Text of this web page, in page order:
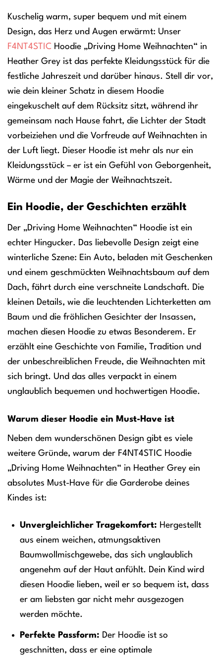
Kuschelig warm, super bequem und mit einem
Design, das Herz und Augen erwärmt: Unser
F4NT4STIC Hoodie „Driving Home Weihnachten“ in
Heather Grey ist das perfekte Kleidungsstück für die
festliche Jahreszeit und darüber hinaus. Stell dir vor,
wie dein kleiner Schatz in diesem Hoodie
eingekuschelt auf dem Rücksitz sitzt, während ihr
gemeinsam nach Hause fahrt, die Lichter der Stadt
vorbeiziehen und die Vorfreude auf Weihnachten in
der Luft liegt. Dieser Hoodie ist mehr als nur ein
Kleidungsstück – er ist ein Gefühl von Geborgenheit,
Wärme und der Magie der Weihnachtszeit.
Ein Hoodie, der Geschichten erzählt
Der „Driving Home Weihnachten“ Hoodie ist ein
echter Hingucker. Das liebevolle Design zeigt eine
winterliche Szene: Ein Auto, beladen mit Geschenken
und einem geschmückten Weihnachtsbaum auf dem
Dach, fährt durch eine verschneite Landschaft. Die
kleinen Details, wie die leuchtenden Lichterketten am
Baum und die fröhlichen Gesichter der Insassen,
machen diesen Hoodie zu etwas Besonderem. Er
erzählt eine Geschichte von Familie, Tradition und
der unbeschreiblichen Freude, die Weihnachten mit
sich bringt. Und das alles verpackt in einem
unglaublich bequemen und hochwertigen Hoodie.
Warum dieser Hoodie ein Must-Have ist
Neben dem wunderschönen Design gibt es viele
weitere Gründe, warum der F4NT4STIC Hoodie
„Driving Home Weihnachten“ in Heather Grey ein
absolutes Must-Have für die Garderobe deines
Kindes ist:
Unvergleichlicher Tragekomfort: Hergestellt
aus einem weichen, atmungsaktiven
Baumwollmischgewebe, das sich unglaublich
angenehm auf der Haut anfühlt. Dein Kind wird
diesen Hoodie lieben, weil er so bequem ist, dass
er am liebsten gar nicht mehr ausgezogen
werden möchte.
Perfekte Passform: Der Hoodie ist so
geschnitten, dass er eine optimale